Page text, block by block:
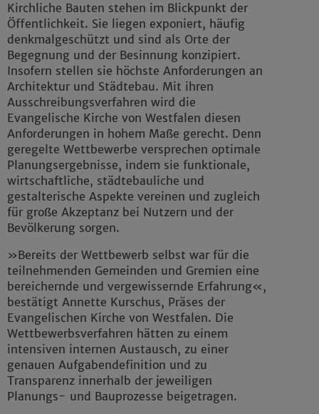
Kirchliche Bauten stehen im Blickpunkt der
Öffentlichkeit. Sie liegen exponiert, häufig
denkmalgeschützt und sind als Orte der
Begegnung und der Besinnung konzipiert.
Insofern stellen sie höchste Anforderungen an
Architektur und Städtebau. Mit ihren
Ausschreibungsverfahren wird die
Evangelische Kirche von Westfalen diesen
Anforderungen in hohem Maße gerecht. Denn
geregelte Wettbewerbe versprechen optimale
Planungsergebnisse, indem sie funktionale,
wirtschaftliche, städtebauliche und
gestalterische Aspekte vereinen und zugleich
für große Akzeptanz bei Nutzern und der
Bevölkerung sorgen.
»Bereits der Wettbewerb selbst war für die
teilnehmenden Gemeinden und Gremien eine
bereichernde und vergewissernde Erfahrung«,
bestätigt Annette Kurschus, Präses der
Evangelischen Kirche von Westfalen. Die
Wettbewerbsverfahren hätten zu einem
intensiven internen Austausch, zu einer
genauen Aufgabendefinition und zu
Transparenz innerhalb der jeweiligen
Planungs- und Bauprozesse beigetragen.